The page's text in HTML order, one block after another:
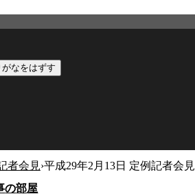
がなをはずす
者会見›平成29年2月13日 定例記者会見
の部屋